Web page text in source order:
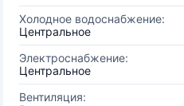
Холодное водоснабжение:
Центральное
Электроснабжение:
Центральное
Вентиляция: